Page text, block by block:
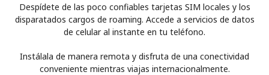
Despídete de las poco confiables tarjetas SIM locales y los
disparatados cargos de roaming. Accede a servicios de datos
de celular al instante en tu teléfono.
Instálala de manera remota y disfruta de una conectividad
conveniente mientras viajas internacionalmente.